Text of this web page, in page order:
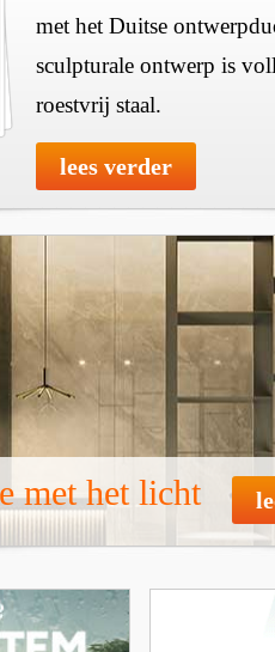
met het Duitse
sculpturale ontwerp is
roestvrij staal.
lees verder
met het licht